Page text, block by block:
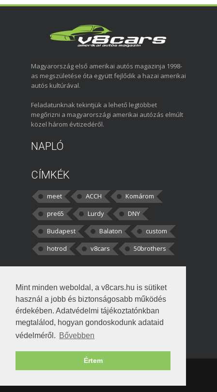
Mint minden weboldal, a v8cars.hu is sütiket
használ a jobb és biztonságosabb működés
érdekében. Adatvédelmi tájékoztatónkban
megtalálod, hogyan gondoskodunk adataid
védelméről. Bővebben
Értem
Magyarország első amerikai autós magazinja 1998-
as megszületése óta együtt fejlődik a hazai amerikai
autós kultúrával.
Feladatunknak tekintjük a lehető legtöbbet
megőrizni a magyarországi amerikai autózás elmúlt
közel három évtizedéről.
NAPLÓ
CÍMKÉK
meet ACCH
Komárom
pre65
Lurdy
DNY
Budapest
Balaton
custom
hotrod
v8cars 50brothers
kortisz:Elszúrtam! Én csak két
darabbaal számoltam. Nem tudtam, hogy fél autót,
Béke:
!fasza Örültem is nagyon, amikor
Copyright © 1998-2026 v8cars.huT|Szerzői jogok